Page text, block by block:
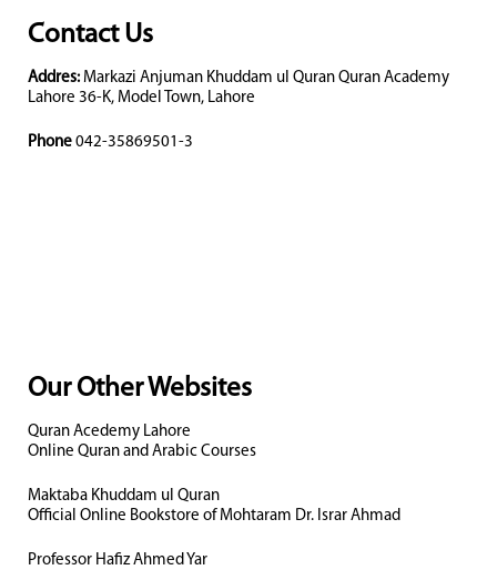
Contact Us
Addres: Markazi Anjuman Khuddam ul Quran Quran Academy
Lahore 36-K, Model Town, Lahore
Phone 042-35869501-3
Our Other Websites
Quran Acedemy Lahore
Online Quran and Arabic Courses
Maktaba Khuddam ul Quran
Official Online Bookstore of Mohtaram Dr. Israr Ahmad
Professor Hafiz Ahmed Yar